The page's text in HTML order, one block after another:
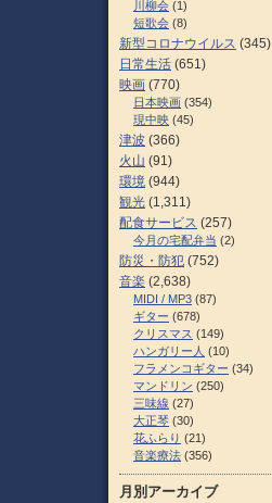
川柳会 (1)
短歌会 (8)
新型コロナウイルス (345)
日常生活 (651)
映画 (770)
日本映画 (354)
現中映 (45)
津波 (366)
火山 (91)
環境 (944)
観光 (1,311)
配食サービス (257)
今月の宅配弁当 (2)
防災・防犯 (752)
音楽 (2,638)
MIDI / MP3 (87)
ギター (678)
クリスマス (149)
ハンガリー人 (10)
フラメンコギター (34)
マンドリン (250)
三味線 (27)
大正琴 (30)
花ふらり (21)
音楽療法 (356)
月別アーカイブ